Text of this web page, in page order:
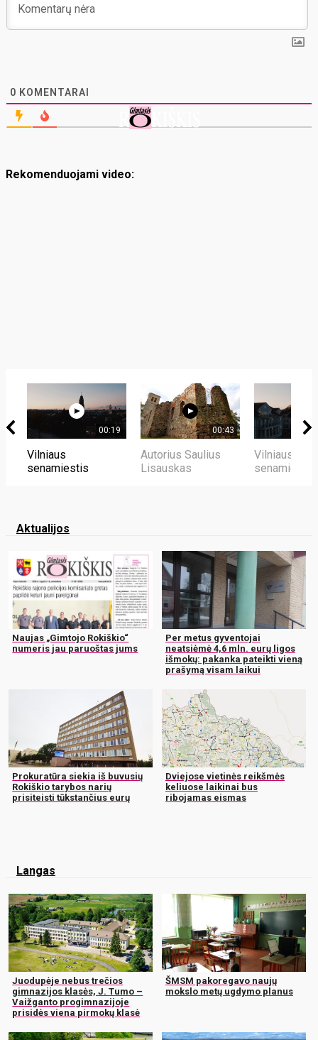
0 KOMENTARAI
Rekomenduojami video:
00:19
Vilniaus
senamiestis
00:43
Autorius Saulius
Lisauskas
Vilniaus
senamiestis
Aktualijos
Naujas „Gimtojo Rokiškio“
numeris jau paruoštas jums
Per metus gyventojai
neatsiėmė 4,6 mln. eurų ligos
išmokų: pakanka pateikti vieną
prašymą visam laikui
Prokuratūra siekia iš buvusių
Rokiškio tarybos narių
prisiteisti tūkstančius eurų
Dviejose vietinės reikšmės
keliuose laikinai bus
ribojamas eismas
Langas
Juodupėje nebus trečios
gimnazijos klasės, J. Tumo –
Vaižganto progimnazijoje
prisidės viena pirmokų klasė
ŠMSM pakoregavo naujų
mokslo metų ugdymo planus